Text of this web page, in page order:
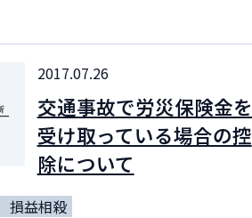
2017.07.26
交通事故で労災保険金を
受け取っている場合の控
除について
損益相殺